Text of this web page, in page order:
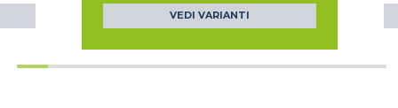
VEDI VARIANTI